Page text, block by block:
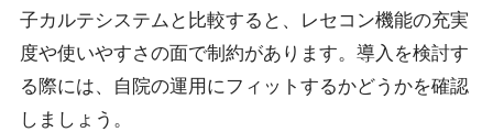
子カルテシステムと比較すると、レセコン機能の充実
度や使いやすさの面で制約があります。導入を検討す
る際には、自院の運用にフィットするかどうかを確認
しましょう。